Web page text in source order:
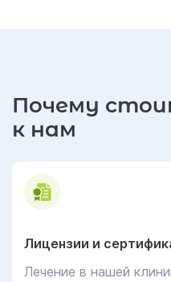
Почему
к нам
Лицензии и
Лечение в нашей